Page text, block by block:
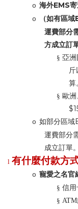
o 海外EMS寄
o
（如有區域
運費部分
方成立訂
§ 亞洲
斤
算
§ 歐
o 如部分區域
運費部分
成立訂單。
l 有什麼付款方
o 寵愛之名官
§ 信用
§ ATM